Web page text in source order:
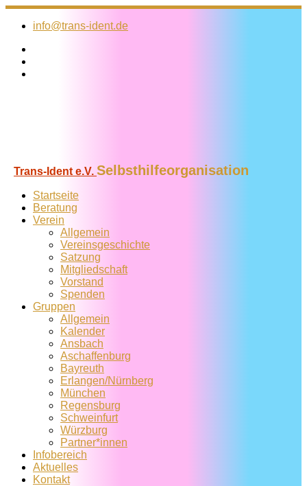
Zum
Inhalt
info@trans-ident.de
Trans-Ident e.V. Selbsthilfeorganisation
Startseite
Beratung
Verein
Allgemein
Vereins­geschichte
Satzung
Mitglied­schaft
Vorstand
Spenden
Gruppen
Allgemein
Kalender
Ansbach
Aschaffenburg
Bayreuth
Erlangen/Nürnberg
München
Regensburg
Schweinfurt
Würzburg
Partner*innen
Infobereich
Aktuelles
Kontakt